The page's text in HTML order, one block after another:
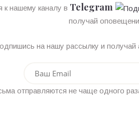
к нашему каналу в Telegram
получай
на нашу рассылку и
отправляются не чаще одного